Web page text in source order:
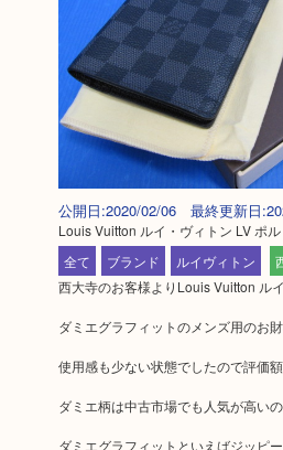
公開日:2020/02/06 最終更新日
Louis Vuitton ルイ・ヴィトン LV ポ
全て
ブランド ルイヴィトン
西大寺のお客様よりLouis Vuitton ル
ダミエグラフィットのメンズ用のお財
使用感も少ない状態でしたので評価
ダミエ柄は中古市場でも人気が高い
ダミエグラフィットといえばジッピ